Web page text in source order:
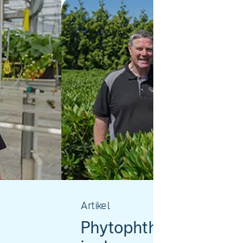
Artikel
Phytophthora: als